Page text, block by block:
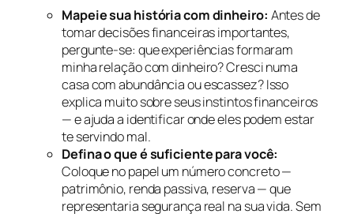
Mapeie sua história com dinheiro: Antes de
tomar decisões financeiras importantes,
pergunte-se: que experiências formaram
minha relação com dinheiro? Cresci numa
casa com abundância ou escassez? Isso
explica muito sobre seus instintos financeiros
— e ajuda a identificar onde eles podem estar
te servindo mal.
Defina o que é suficiente para você:
Coloque no papel um número concreto —
patrimônio, renda passiva, reserva — que
representaria segurança real na sua vida. Sem